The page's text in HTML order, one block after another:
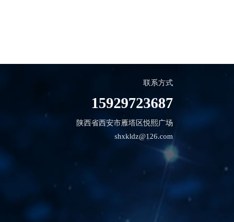
联系方式
15929723687
陕西省西安市雁塔区悦熙广场
shxkldz@126.com